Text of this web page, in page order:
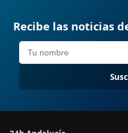
Recibe las noticias